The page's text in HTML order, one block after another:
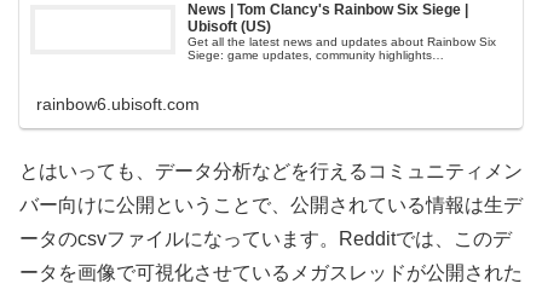
News | Tom Clancy's Rainbow Six Siege |
Ubisoft (US)
Get all the latest news and updates about Rainbow Six
Siege: game updates, community highlights…
rainbow6.ubisoft.com
とはいっても、データ分析などを行えるコミュニティメン
バー向けに公開ということで、公開されている情報は生デ
ータのcsvファイルになっています。Redditでは、このデ
ータを画像で可視化させているメガスレッドが公開された